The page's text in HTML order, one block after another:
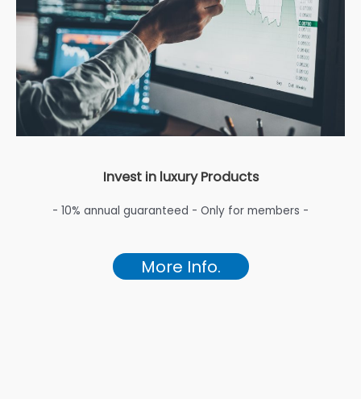
Invest in luxury Products
- 10% annual guaranteed - Only for members -
More Info.